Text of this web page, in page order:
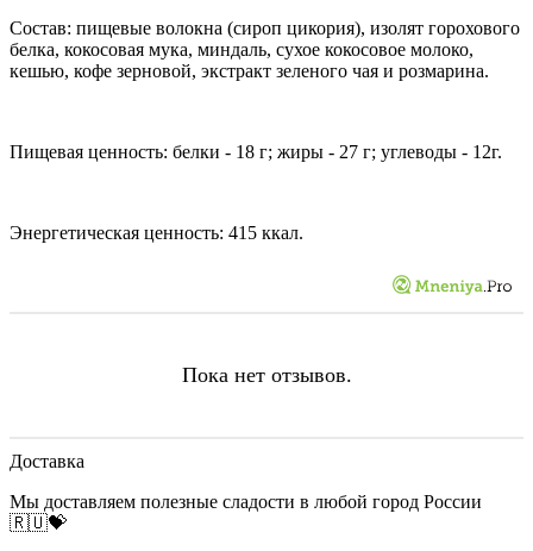
Состав: пищевые волокна (сироп цикория), изолят горохового
белка, кокосовая мука, миндаль, сухое кокосовое молоко,
кешью, кофе зерновой, экстракт зеленого чая и розмарина.
Пищевая ценность: белки - 18 г; жиры - 27 г; углеводы - 12г.
Энергетическая ценность: 415 ккал.
Пока нет отзывов.
Доставка
Мы доставляем полезные сладости в любой город России
🇷🇺💝